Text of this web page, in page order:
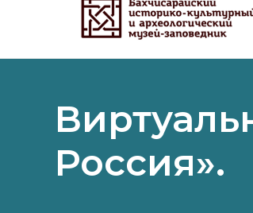
Россия».